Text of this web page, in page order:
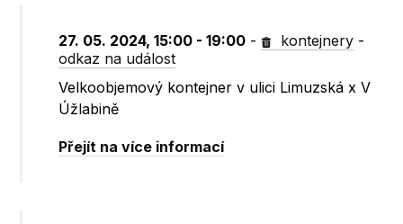
27. 05. 2024, 15:00 - 19:00 - kontejnery -
odkaz na událost
Velkoobjemový kontejner v ulici Limuzská x V
Úžlabině
Přejít na více informací